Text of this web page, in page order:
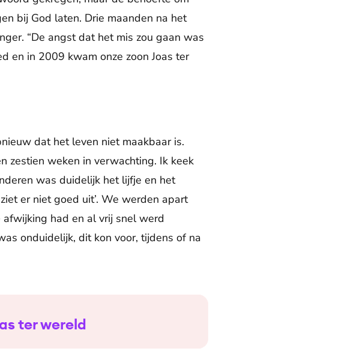
bij God laten. Drie maanden na het
“De angst dat het mis zou gaan was
en in 2009 kwam onze zoon Joas ter
dat het leven niet maakbaar is.
zestien weken in verwachting. Ik keek
was duidelijk het lijfje en het
er niet goed uit’. We werden apart
had en al vrij snel werd
onduidelijk, dit kon voor, tijdens of na
ter wereld